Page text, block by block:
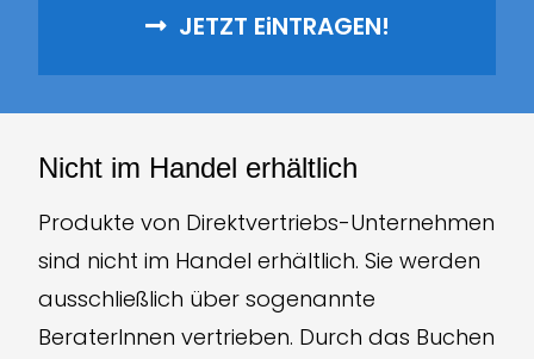
JETZT EiNTRAGEN!
Nicht im Handel erhältlich
Produkte von Direktvertriebs-Unternehmen
sind nicht im Handel erhältlich. Sie werden
ausschließlich über sogenannte
BeraterInnen vertrieben. Durch das Buchen